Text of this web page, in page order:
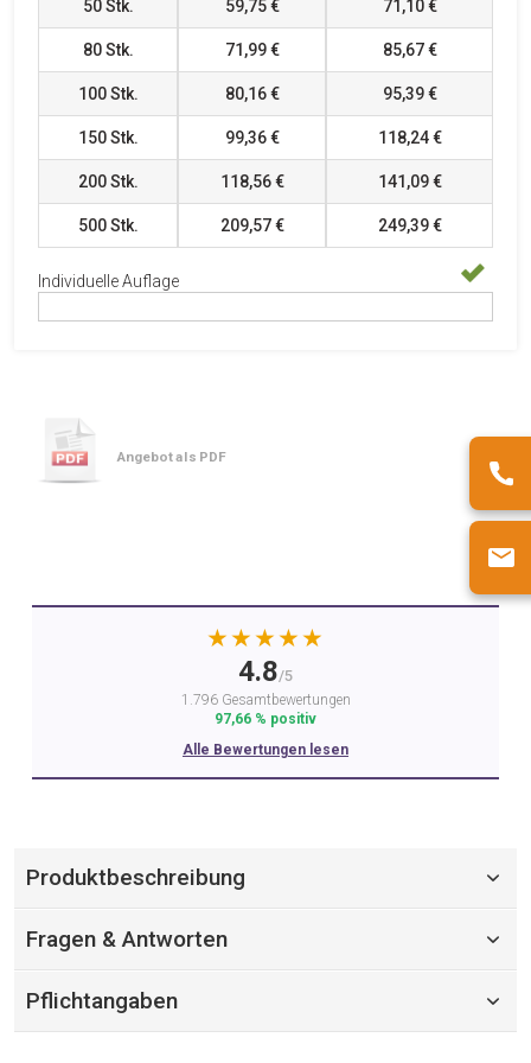
50Stk. 59,75 € 71,10 €
80Stk. 71,99 € 85,67 €
100Stk. 80,16 € 95,39 €
150Stk. 99,36 € 118,24 €
200Stk. 118,56 € 141,09 €
500Stk. 209,57 € 249,39 €
Individuelle Auflage
Angebot als PDF
★★★★★
4.8/5
1.796 Gesamtbewertungen
97,66 % positiv
Alle Bewertungen lesen
Produktbeschreibung
Fragen & Antworten
Pflichtangaben